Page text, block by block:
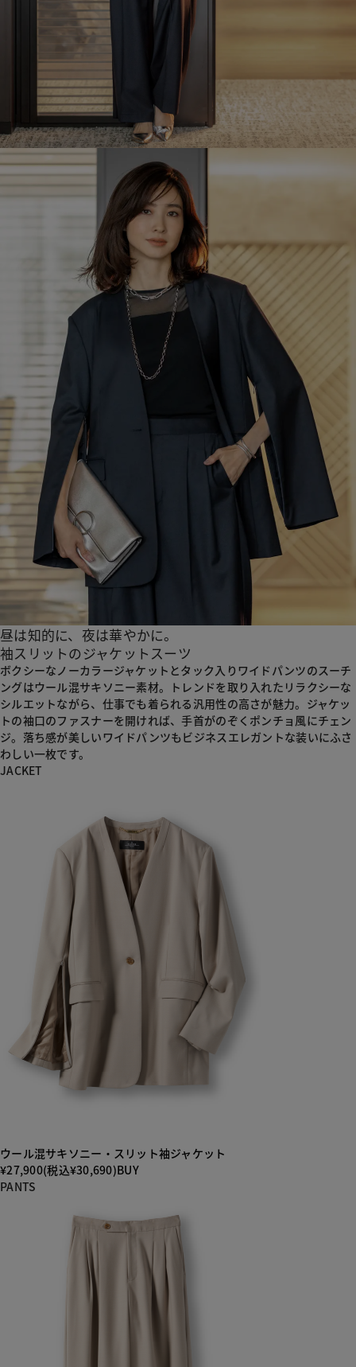
昼は知的に、夜は華やかに。
袖スリットのジャケットスーツ
ボクシーなノーカラージャケットとタック入りワイドパンツのスーチ
ングはウール混サキソニー素材。
トレンドを取り入れたリラクシーな
シルエットながら、仕事でも着られる汎用性の高さが魅力。 ジャケッ
トの袖口のファスナーを開ければ、手首がのぞくポンチョ風にチェン
ジ。 落ち感が美しいワイドパンツもビジネスエレガントな装いにふさ
わしい一枚です。
JACKET
ウール混サキソニー・スリット袖ジャケット
¥27,900(税込¥30,690)BUY
PANTS